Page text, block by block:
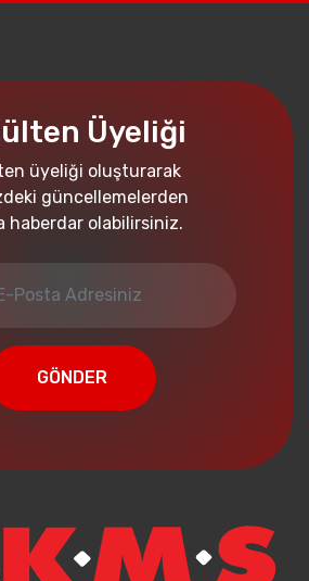
Üyeliği
üyeliği oluşturarak
güncellemelerden
haberdar olabilirsiniz.
GÖNDER